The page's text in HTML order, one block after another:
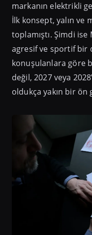
markanın elektrikli
İlk konsept, yalın ve
toplamıştı. Şimdi
agresif ve sportif bir
konuşulanlara göre
değil, 2027 veya
oldukça yakın bir ön